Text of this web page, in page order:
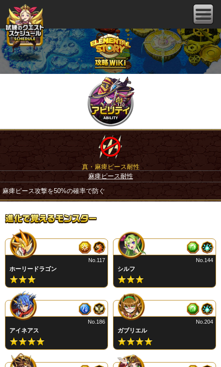
真・麻痺ピース耐性
麻痺ピース耐性
麻痺ピース攻撃を50%の確率で防ぐ
ホーリードラゴン
No.117
シルフ
No.144
アイネアス
No.186
ガブリエル
No.204